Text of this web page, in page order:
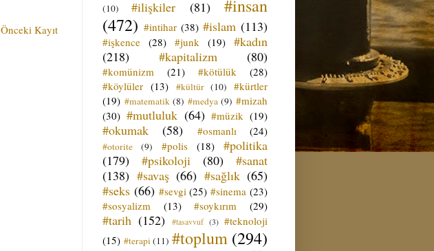
Önceki Kayıt
(10)
#ilişkiler (81)
#insan
(472) #intihar (38) #islam (113)
#işkence (28) #junk (19) #kadın
(218)
#kapitalizm (80)
#komünizm (21) #kötülük
(28)
#köylüler (13) #kültür (10)
#kürtler
(19) #matematik (8) #medya (9) #mizah
(30) #mutluluk (64) #müzik (19)
#okumak (58) #osmanlı (24)
#otorite (9) #polis (18)
#politika
(179)
#psikoloji (80)
#sanat
(138) #savaş (66) #sağlık (65)
#seks (66) #sevgi (25) #sinema (23)
#sosyalizm
(13) #soykırım (29)
#tarih (152) #tasavvuf (3) #teknoloji
(15) #terapi (11) #toplum (294)